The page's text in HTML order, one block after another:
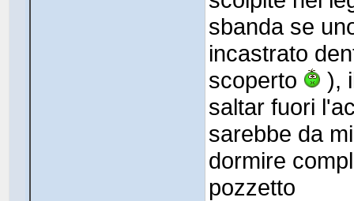
sbanda se
incastrato
scoperto
),
saltar fuori
sarebbe da
dormire
pozzetto